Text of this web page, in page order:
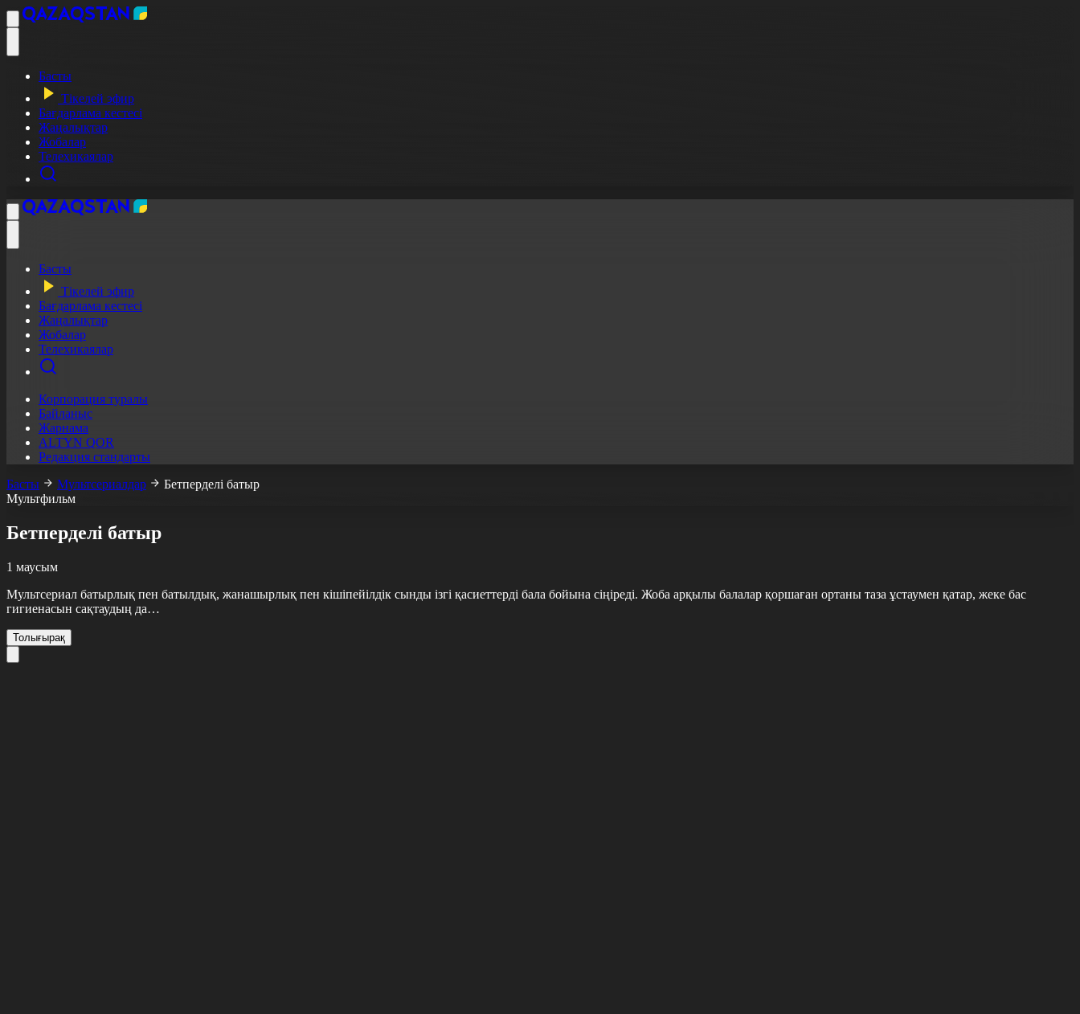
Басты
Тікелей эфир
Бағдарлама кестесі
Жаңалықтар
Жобалар
Телехикаялар
Басты
Тікелей эфир
Бағдарлама кестесі
Жаңалықтар
Жобалар
Телехикаялар
Корпорация туралы
Байланыс
Жарнама
ALTYN QOR
Редакция стандарты
Басты
Мультсериалдар
Бетперделі батыр
Мультфильм
Бетперделі батыр
1 маусым
Мультсериал батырлық пен батылдық, жанашырлық пен кішіпейілдік сынды ізгі қасиеттерді бала бойына сіңіреді. Жоба арқылы балалар қоршаған ортаны таза ұстаумен қатар, жеке бас
гигиенасын сақтаудың да…
Толығырақ